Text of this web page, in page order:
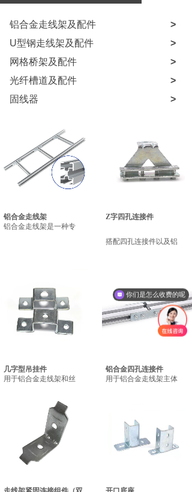
铝合金走线架及配件
>
U型钢走线架及配件
>
网格桥架及配件
>
光纤槽道及配件
>
固线器
>
铝合金走线架
铝合金走线架是一种专
Z字四孔连接件
搭配四孔连接件以及铝
几字型吊挂件
用于铝合金走线架和丝
铝合金四孔连接件
用于铝合金走线架主体
你们是怎么收费的呢